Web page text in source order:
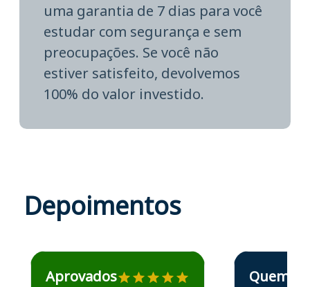
uma garantia de 7 dias para você
estudar com segurança e sem
preocupações. Se você não
estiver satisfeito, devolvemos
100% do valor investido.
Depoimentos
Estudante José recomenda o Aprova Concursos em
Aprovados
Estudante Elais
Quem